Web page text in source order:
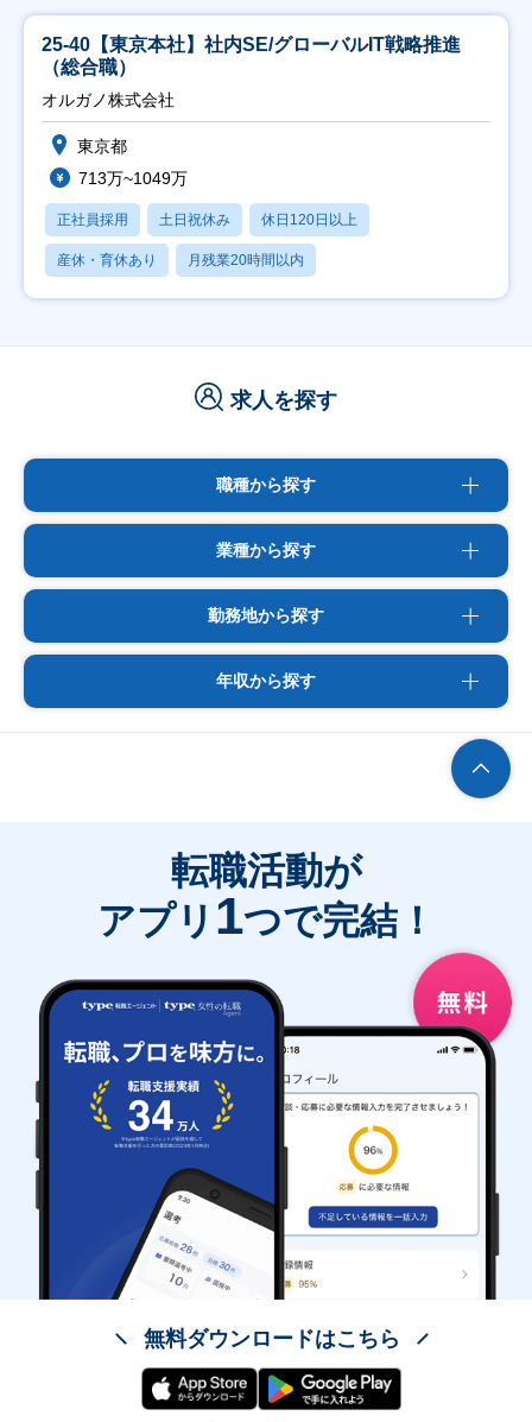
25-40【東京本社】社内SE/グローバルIT戦略推進
（総合職）
オルガノ株式会社
東京都
713万~1049万
正社員採用 土日祝休み 休日120日以上
産休・育休あり 月残業20時間以内
求人を探す
職種から探す
業種から探す
勤務地から探す
年収から探す
転職活動が
アプリ 1つで完結！
無料ダウンロードはこちら